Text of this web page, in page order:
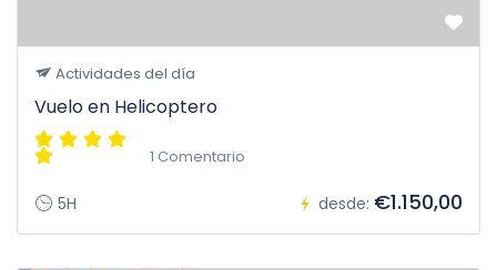
Actividades del día
Vuelo en Helicoptero
1 Comentario
5H desde: €1.150,00